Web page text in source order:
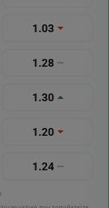
1.03
1.28
1.30
1.20
1.24